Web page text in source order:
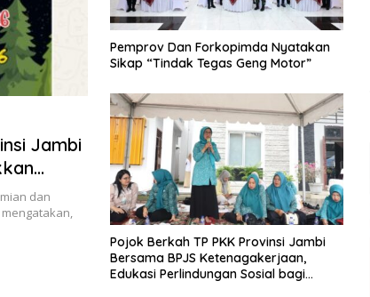
Jambi
dan
Pemprov Dan Forkopimda Nyatakan
Sikap “Tindak Tegas Geng Motor”
Pojok Berkah TP PKK Provinsi Jambi
Bersama BPJS Ketenagakerjaan,
Edukasi Perlindungan Sosial bagi